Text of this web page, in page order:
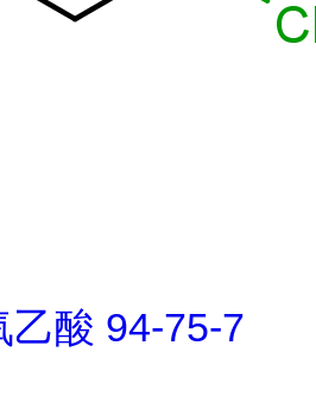
乙酸 94-75-7